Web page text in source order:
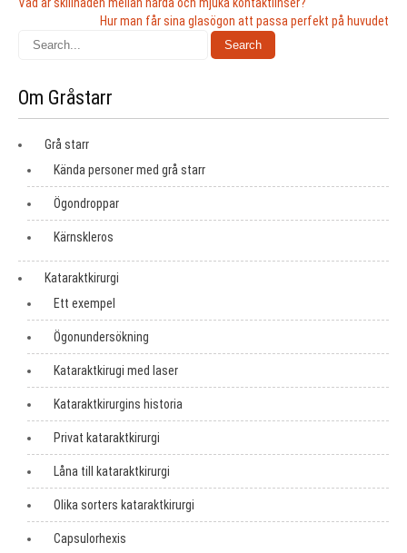
Hur man får sina glasögon att passa perfekt på huvudet
Om Gråstarr
Grå starr
Kända personer med grå starr
Ögondroppar
Kärnskleros
Kataraktkirurgi
Ett exempel
Ögonundersökning
Kataraktkirugi med laser
Kataraktkirurgins historia
Privat kataraktkirurgi
Låna till kataraktkirurgi
Olika sorters kataraktkirurgi
Capsulorhexis